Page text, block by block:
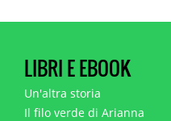
LIBRI E EBOOK
Un'altra storia
Il filo verde di Arianna